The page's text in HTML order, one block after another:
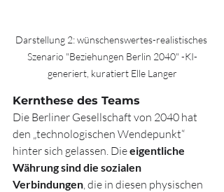
Darstellung 2: wünschenswertes-realistisches
Szenario "Beziehungen Berlin 2040" -KI-
generiert, kuratiert Elle Langer
Kernthese des Teams
Die Berliner Gesellschaft von 2040 hat
den „technologischen Wendepunkt“
hinter sich gelassen. Die eigentliche
Währung sind die sozialen
Verbindungen , die in diesen physischen